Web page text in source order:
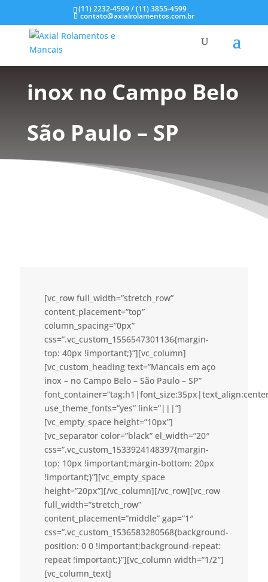
(11) 2232-4599 / (11) 3855-4599
contato@axialrolamentos.com.br
Mancais em aço
inox no Campo Belo
São Paulo – SP
[vc_row full_width=”stretch_row”
content_placement=”top”
column_spacing=”0px”
css=”.vc_custom_1556547301136{margin-
top: 40px !important;}”][vc_column]
[vc_custom_heading text=”Mancais em aço
inox – no Campo Belo – São Paulo – SP”
use_theme_fonts=”yes” link=”|||”]
[vc_empty_space height=”10px”]
[vc_separator color=”black” el_width=”20″
css=”.vc_custom_1533924148397{margin-
top: 10px !important;margin-bottom: 20px
!important;}”][vc_empty_space
height=”20px”][/vc_column][/vc_row][vc_row
full_width=”stretch_row”
content_placement=”middle” gap=”1″
css=”.vc_custom_1536583280568{background-
position: 0 0 !important;background-repeat:
repeat !important;}”][vc_column width=”1/2″]
[vc_column_text]